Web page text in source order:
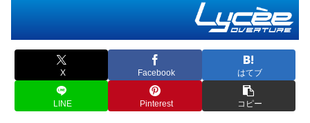
X Facebook はてブ
LINE Pinterest コピー